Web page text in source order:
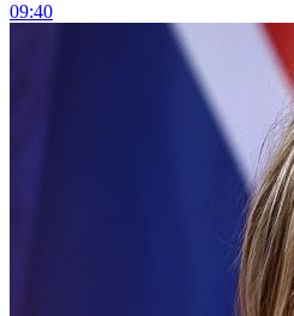
09:40